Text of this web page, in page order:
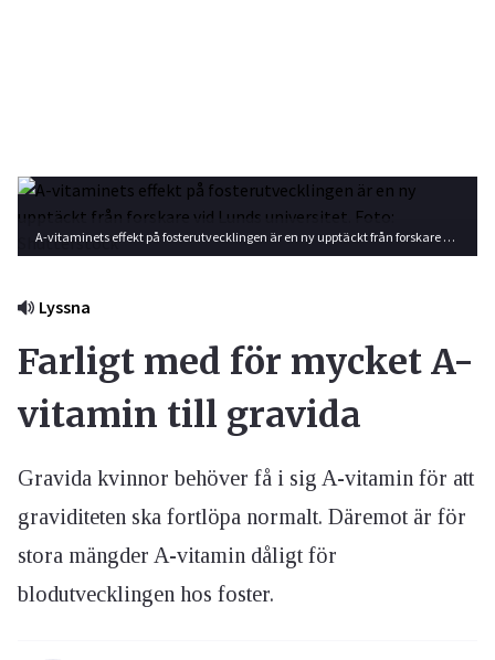
A-vitaminets effekt på fosterutvecklingen är en ny upptäckt från forskare vid Lunds universitet. Foto: Shutterstock
Lyssna
Farligt med för mycket A-
vitamin till gravida
Gravida kvinnor behöver få i sig A-vitamin för att
graviditeten ska fortlöpa normalt. Däremot är för
stora mängder A-vitamin dåligt för
blodutvecklingen hos foster.